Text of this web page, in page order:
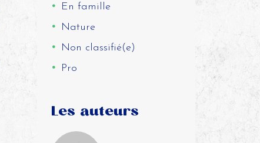
En famille
Nature
Non classifié(e)
Pro
Les auteurs